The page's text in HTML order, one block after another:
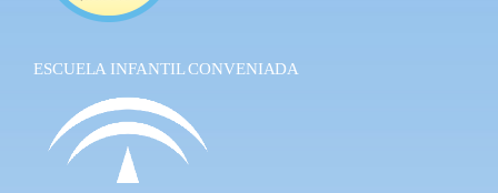
ESCUELA INFANTIL CONVENIADA